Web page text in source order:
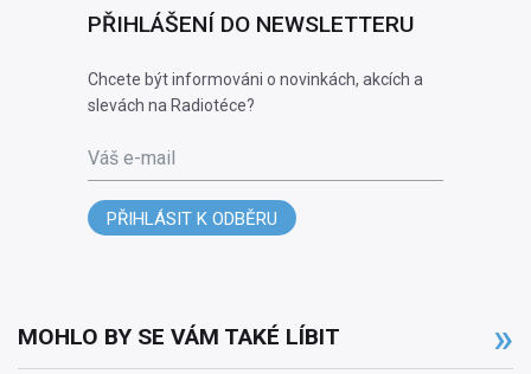
PŘIHLÁŠENÍ DO NEWSLETTERU
Chcete být informováni o novinkách, akcích a
slevách na Radiotéce?
Váš e-mail
PŘIHLÁSIT K ODBĚRU
MOHLO BY SE VÁM TAKÉ LÍBIT